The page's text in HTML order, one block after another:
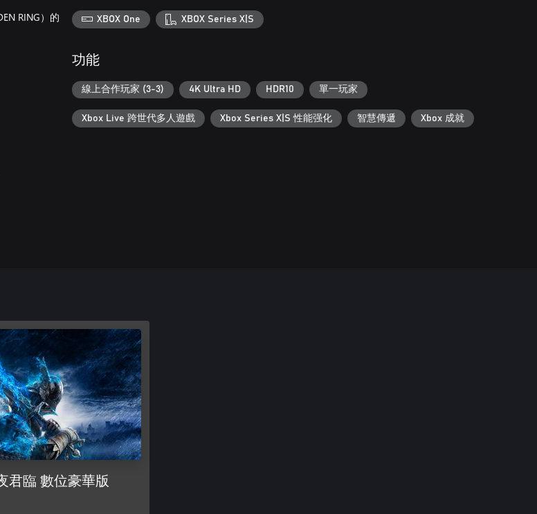
RING）的
XBOX One XBOX Series X|S
功能
線上合作玩家 (3-3) 4K Ultra HD HDR10 單一玩家
Xbox Live 跨世代多人遊戲 Xbox Series X|S 性能强化 智慧傳遞 Xbox 成就
君臨 數位豪華版